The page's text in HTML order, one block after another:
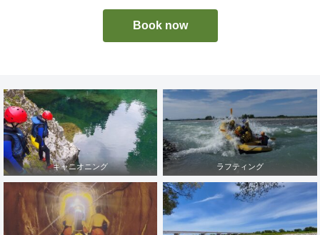
Book now
キャニオニング ラフティング